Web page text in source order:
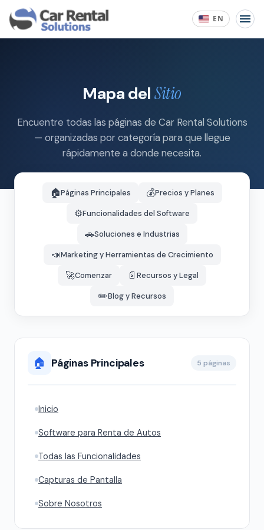
EN
Mapa delSitio
Encuentre todas las páginas de Car Rental Solutions
— organizadas por categoría para que llegue
rápidamente a donde necesita.
🏠Páginas Principales 💰Precios y Planes
⚙️Funcionalidades del Software
🚗Soluciones e Industrias
📣Marketing y Herramientas de Crecimiento
🚀Comenzar 📄 Recursos y Legal
✏️Blog y Recursos
🏠 Páginas Principales 5 páginas
Inicio
Software para Renta de Autos
Todas las Funcionalidades
Capturas de Pantalla
Sobre Nosotros